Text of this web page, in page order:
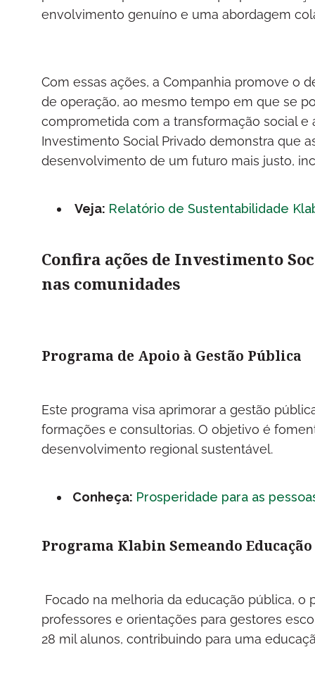
envolvimento genuíno e uma abordagem
Com essas ações, a Companhia promove o
de operação, ao mesmo tempo em que se
comprometida com a transformação social
Investimento Social Privado demonstra que
desenvolvimento de um futuro mais justo,
Veja: Relatório de Sustentabilidade
Confira ações de Investimento
nas comunidades
Programa de Apoio à Gestão Pública
Este programa visa aprimorar a gestão
formações e consultorias. O objetivo é
desenvolvimento regional sustentável.
Conheça: Prosperidade para as
Programa Klabin Semeando Educação
Focado na melhoria da educação pública,
professores e orientações para gestores
28 mil alunos, contribuindo para uma